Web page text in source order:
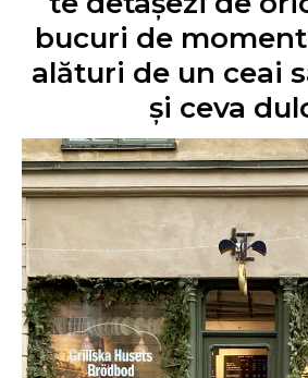
bucuri de
alături de un ceai
și ceva